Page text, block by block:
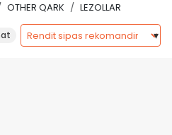
OTHER QARK LEZOLLAR